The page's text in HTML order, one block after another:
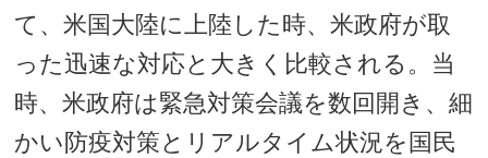
て、米国大陸に上陸した時、米政府が取
った迅速な対応と大きく比較される。当
時、米政府は緊急対策会議を数回開き、細
かい防疫対策とリアルタイム状況を国民